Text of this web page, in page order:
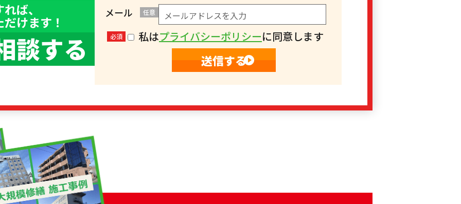
ば、
けます！
談する
メール 任意
必須 私はプライバシーポリシーに同意します